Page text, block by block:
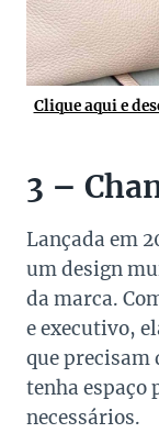
Clique aqui e
3 –
Lançada em
um design
da marca.
e executivo,
que precisam
tenha espaço
necessários.